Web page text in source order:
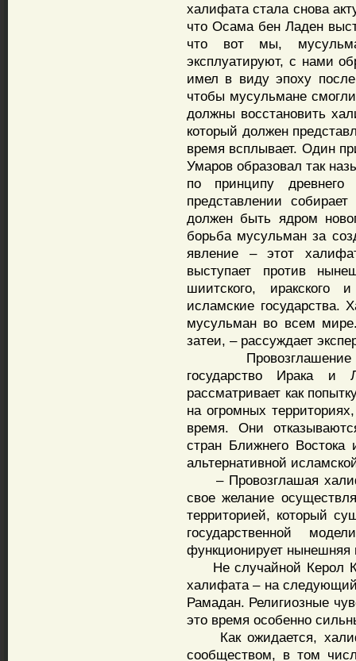
халифата стала снова
что Осама бен Ладен
что вот мы,
эксплуатируют, с нами
имел в виду эпоху
чтобы мусульмане
должны восстановить
который должен
время всплывает. Один
Умаров образовал так
по принципу
представлении
должен быть ядром
борьба мусульман за
явление – этот
выступает против
шиитского,
исламские государства.
мусульман во всем
затеи, – рассуждает
Провозглашение
государство Ирака и
рассматривает как
на огромных
время. Они
стран Ближнего Востока
альтернативной
– Провозглашая
свое желание
территорией, который
государственной
функционирует нынешняя
Не случайной Керол
халифата – на
Рамадан. Религиозные
это время особенно
Как ожидается,
сообществом, в том